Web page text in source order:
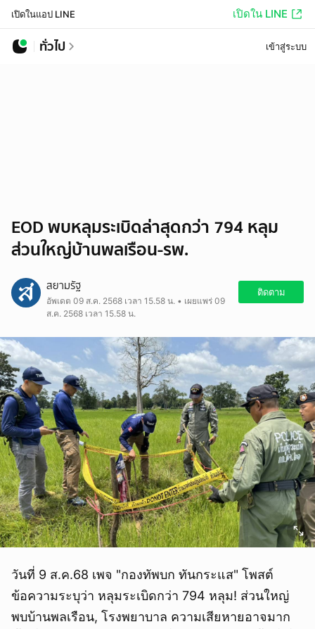
เปิดในแอป LINE เปิดใน LINE
ทั่วไป เข้าสู่ระบบ
EOD พบหลุมระเบิดล่าสุดกว่า 794 หลุม
ส่วนใหญ่บ้านพลเรือน-รพ.
สยามรัฐ
อัพเดต 09 ส.ค. 2568 เวลา 15.58 น. • เผยแพร่ 09
ส.ค. 2568 เวลา 15.58 น.
ติดตาม
วันที่ 9 ส.ค.68 เพจ "กองทัพบก ทันกระแส" โพสต์
ข้อความระบุว่า หลุมระเบิดกว่า 794 หลุม! ส่วนใหญ่
พบบ้านพลเรือน, โรงพยาบาล ความเสียหายอาจมาก